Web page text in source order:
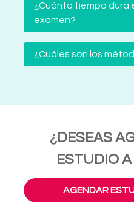
¿Cuánto tiempo dura
examen?
¿Cuáles son los
¿DESEAS
ESTUDIO
AGENDAR